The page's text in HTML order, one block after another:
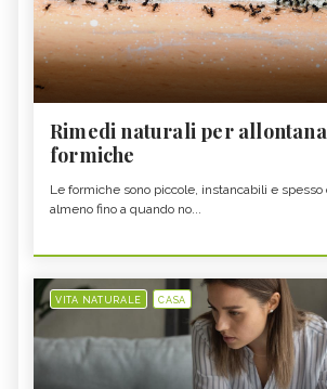
Rimedi naturali per
formiche
Le formiche sono piccole, instancabili e
almeno fino a quando no...
VITA NATURALE CASA